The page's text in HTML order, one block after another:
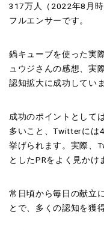
317万人（2022年8月
フルエンサーです。
鍋キューブを使った実
ュウジさんの感想、実
認知拡大に成功していま
成功のポイントとして
多いこと、Twitterには
挙げられます。実際、
としたPRをよく見かけ
常日頃から毎日の献立
とで、多くの認知を獲